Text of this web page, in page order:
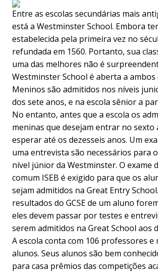
Entre as escolas secundárias mais
está a Westminster School. Embora
estabelecida pela primeira vez no
refundada em 1560. Portanto, sua
uma das melhores não é
Westminster School é aberta a ambos
Meninos são admitidos nos níveis
dos sete anos, e na escola sênior a
No entanto, antes que a escola os
meninas que desejam entrar no sexto
esperar até os dezesseis anos. Um
uma entrevista são necessários para
nível júnior da Westminster. O exame
comum ISEB é exigido para que os
sejam admitidos na Great Entry
resultados do GCSE de um aluno
eles devem passar por testes e
serem admitidos na Great School aos
A escola conta com 106 professores e
alunos. Seus alunos são bem
para casa prêmios das competições